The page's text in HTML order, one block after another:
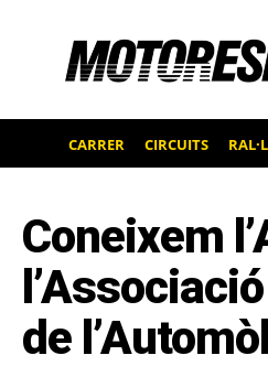
CARRER CIRCUITS
Coneixem
de